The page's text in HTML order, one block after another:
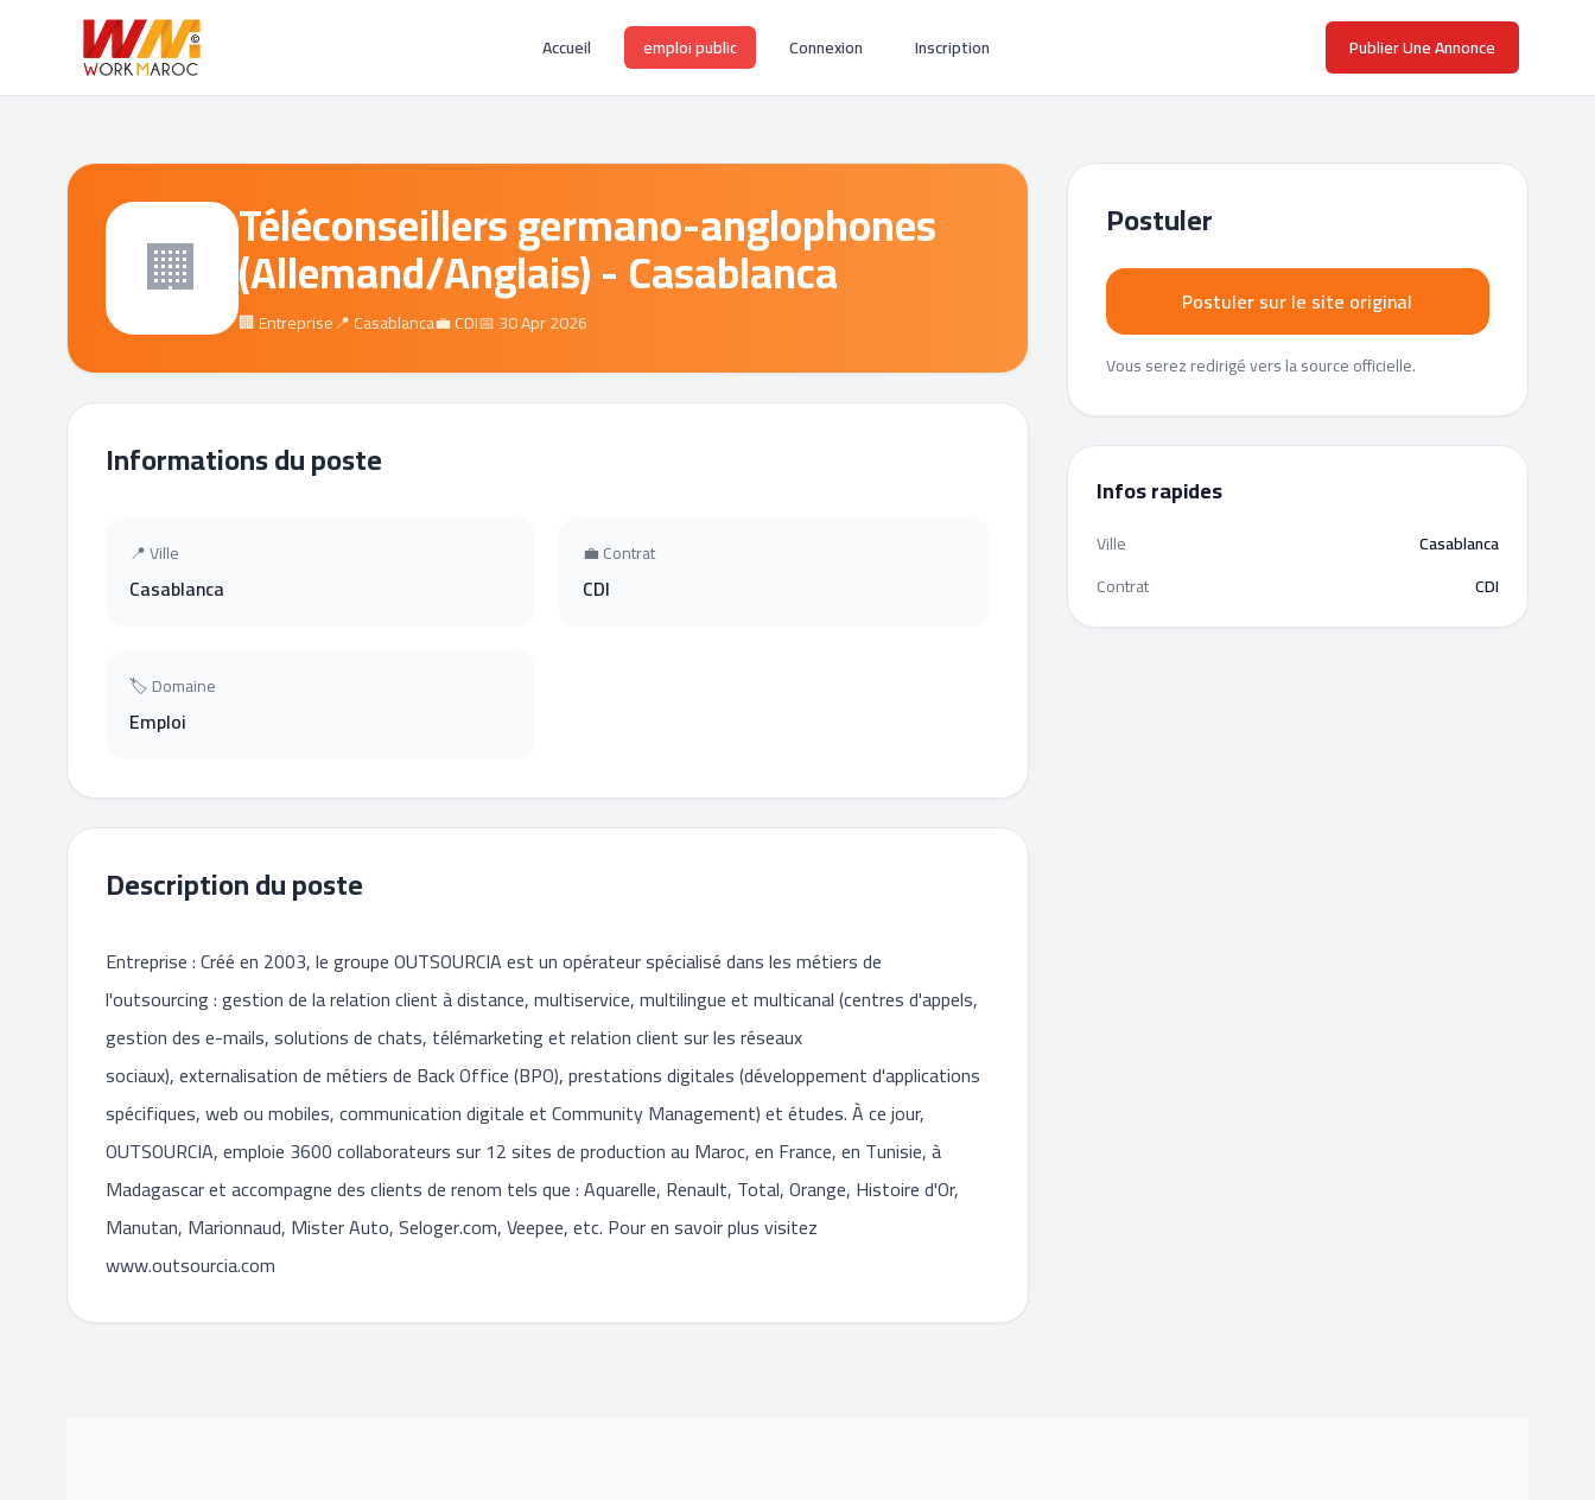
Accueil emploi public Connexion Inscription Publier Une Annonce
🏢 Téléconseillers germano-anglophones
(Allemand/Anglais) - Casablanca
🏢 Entreprise📍 Casablanca💼 CDI📅 30 Apr 2026
Informations du poste
📍 Ville
Casablanca
💼 Contrat
CDI
🏷 Domaine
Emploi
Description du poste
Entreprise : Créé en 2003, le groupe OUTSOURCIA est un opérateur spécialisé dans les métiers de
l'outsourcing : gestion de la relation client à distance, multiservice, multilingue et multicanal (centres d'appels,
gestion des e-mails, solutions de chats, télémarketing et relation client sur les réseaux
sociaux), externalisation de métiers de Back Office (BPO), prestations digitales (développement d'applications
spécifiques, web ou mobiles, communication digitale et Community Management) et études. À ce jour,
OUTSOURCIA, emploie 3600 collaborateurs sur 12 sites de production au Maroc, en France, en Tunisie, à
Madagascar et accompagne des clients de renom tels que : Aquarelle, Renault, Total, Orange, Histoire d'Or,
Manutan, Marionnaud, Mister Auto, Seloger.com, Veepee, etc. Pour en savoir plus visitez
www.outsourcia.com
Postuler
Postuler sur le site original
Vous serez redirigé vers la source officielle.
Infos rapides
Ville
Casablanca
Contrat
CDI